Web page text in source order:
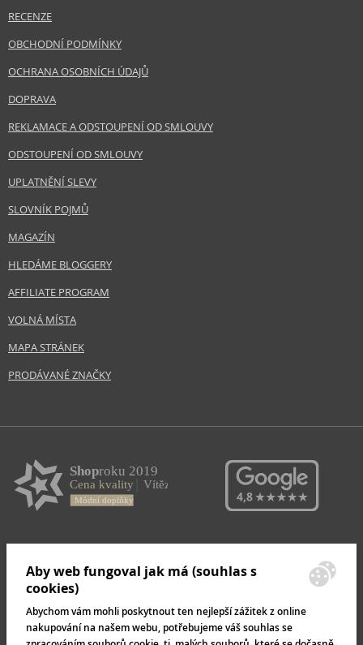
RECENZE
OBCHODNÍ PODMÍNKY
OCHRANA OSOBNÍCH ÚDAJŮ
DOPRAVA
REKLAMACE A ODSTOUPENÍ OD SMLOUVY
ODSTOUPENÍ OD SMLOUVY
UPLATNĚNÍ SLEVY
SLOVNÍK POJMŮ
MAGAZÍN
HLEDÁME BLOGGERY
AFFILIATE PROGRAM
VOLNÁ MÍSTA
MAPA STRÁNEK
PRODÁVANÉ ZNAČKY
Aby web fungoval jak má (souhlas s
cookies)
Abychom vám mohli poskytnout ten nejlepší zážitek z online
nakupování na našem webu, potřebujeme váš souhlas se